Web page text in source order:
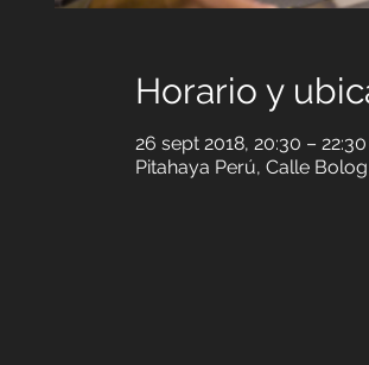
Horario y
26 sept 2018, 20:30 – 22:30
Pitahaya Perú, Calle